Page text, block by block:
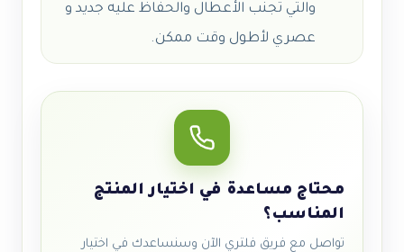
والتي تجنب الأعطال والحفاظ عليه جديد و
عصري لأطول وقت ممكن.
محتاج مساعدة في اختيار المنتج
المناسب؟
تواصل مع فريق فلتري الآن وسنساعدك في اختيار